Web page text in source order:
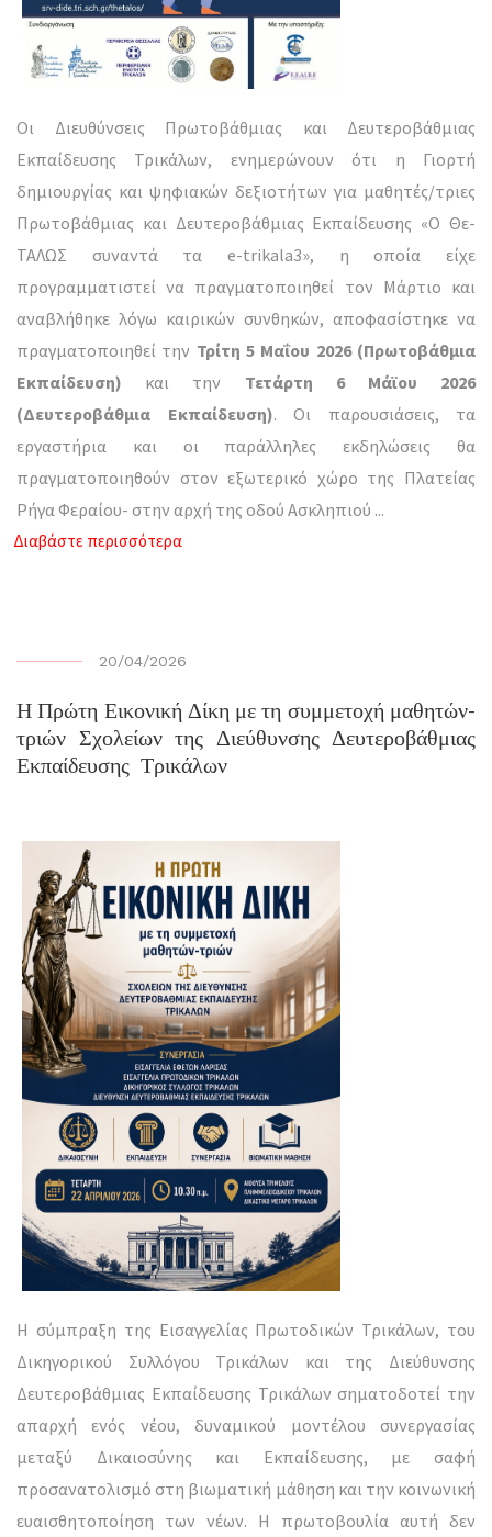
Οι Διευθύνσεις Πρωτοβάθμιας και Δευτεροβάθμιας
Εκπαίδευσης Τρικάλων, ενημερώνουν ότι η Γιορτή
δημιουργίας και ψηφιακών δεξιοτήτων για μαθητές/τριες
Πρωτοβάθμιας και Δευτεροβάθμιας Εκπαίδευσης «Ο Θε-
ΤΑΛΩΣ συναντά τα e-trikala3», η οποία είχε
προγραμματιστεί να πραγματοποιηθεί τον Μάρτιο και
αναβλήθηκε λόγω καιρικών συνθηκών, αποφασίστηκε να
πραγματοποιηθεί την Τρίτη 5 Μαΐου 2026 (Πρωτοβάθμια
Εκπαίδευση) και την Τετάρτη 6 Μάϊου 2026
(Δευτεροβάθμια Εκπαίδευση). Οι παρουσιάσεις, τα
εργαστήρια και οι παράλληλες εκδηλώσεις θα
πραγματοποιηθούν στον εξωτερικό χώρο της Πλατείας
Ρήγα Φεραίου- στην αρχή της οδού Ασκληπιού ...
Διαβάστε περισσότερα
20/04/2026
Η Πρώτη Εικονική Δίκη με τη συμμετοχή μαθητών-
τριών Σχολείων της Διεύθυνσης Δευτεροβάθμιας
Εκπαίδευσης Τρικάλων
Η σύμπραξη της Εισαγγελίας Πρωτοδικών Τρικάλων, του
Δικηγορικού Συλλόγου Τρικάλων και της Διεύθυνσης
Δευτεροβάθμιας Εκπαίδευσης Τρικάλων σηματοδοτεί την
απαρχή ενός νέου, δυναμικού μοντέλου συνεργασίας
μεταξύ Δικαιοσύνης και Εκπαίδευσης, με σαφή
προσανατολισμό στη βιωματική μάθηση και την κοινωνική
ευαισθητοποίηση των νέων. Η πρωτοβουλία αυτή δεν